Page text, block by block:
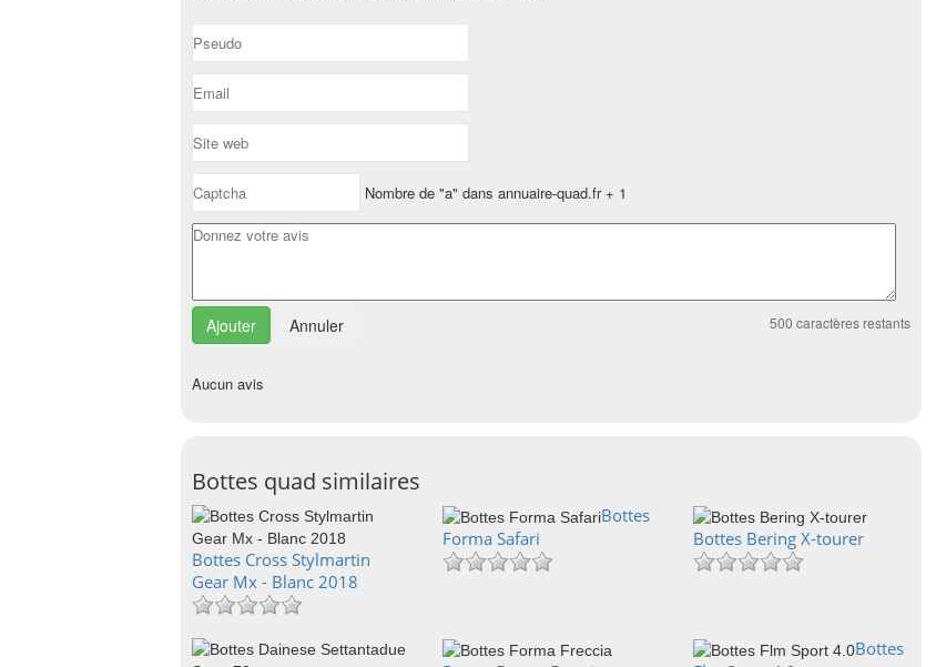
Nombre de "a" dans annuaire-quad.fr + 1
Annuler 500 caractères restants
Aucun avis
Bottes quad similaires
Bottes Cross Stylmartin
Gear Mx - Blanc 2018
Bottes
Forma Safari
Bottes Bering X-tourer
Bottes